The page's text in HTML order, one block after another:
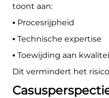
toont aan:
▪️ Procesrijpheid
▪️ Technische expertise
▪️ Toewijding aan
Dit vermindert het